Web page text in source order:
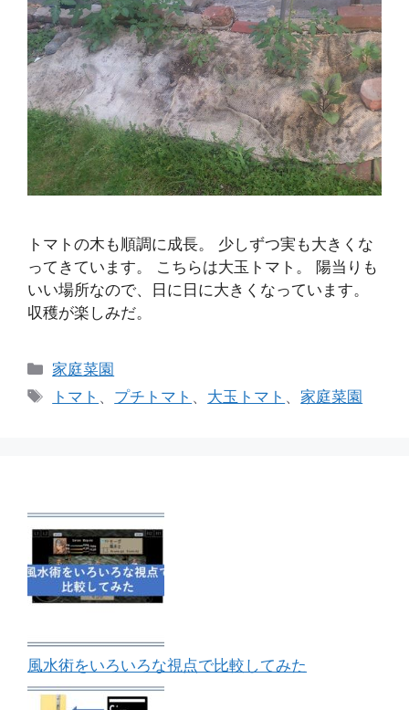
トマトの木も順調に成長。 少しずつ実も大きくな
ってきています。 こちらは大玉トマト。 陽当りも
いい場所なので、日に日に大きくなっています。
収穫が楽しみだ。
カ
テ
家庭菜園
タ
トマト 、 プチトマト 、 大玉トマト 、 家庭菜園
風水術をいろいろな視点で比較してみた